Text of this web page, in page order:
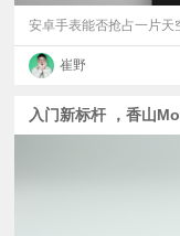
安卓手表能否抢占一片天
崔野
入门新标杆 ，香山